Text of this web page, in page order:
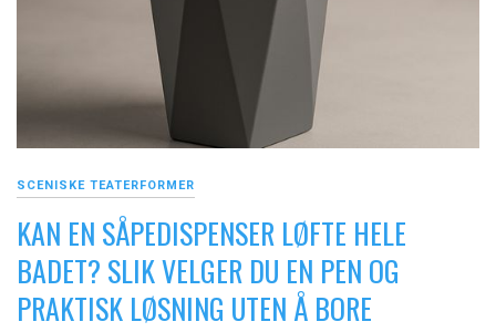
SCENISKE TEATERFORMER
KAN EN SÅPEDISPENSER LØFTE HELE
BADET? SLIK VELGER DU EN PEN OG
PRAKTISK LØSNING UTEN Å BORE